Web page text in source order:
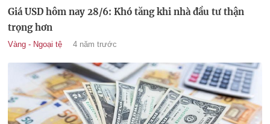
Giá USD hôm nay 28/6: Khó tăng khi nhà đầu tư thận
trọng hơn
Vàng - Ngoại tệ 4 năm trước